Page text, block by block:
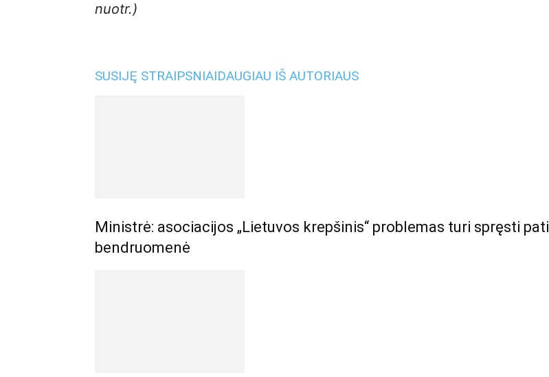
nuotr.)
SUSIJĘ STRAIPSNIAIDAUGIAU IŠ AUTORIAUS
Ministrė: asociacijos „Lietuvos krepšinis“ problemas turi spręsti pati
bendruomenė